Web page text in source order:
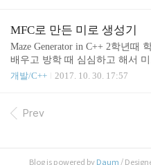
수 있다. ^는 문자열의 시작을, $
용했다.공백 문자와 탭 문자가
인 문자열도 모두 잘 입력되는
MFC로 만든 미로 생성기
Maze Generator in C++ 2학년때
배우고 방학 때 심심하고 해서
자! 했다. (사실은 배운게 C++,
중 랜덤하게 하나씩 선택해서
개발/C++ 2017. 10. 30. 17:57
Prev
Blog is powered by Daum /